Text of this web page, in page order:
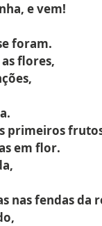
e vem!
foram.
flores,
primeiros
em flor.
nas fendas da